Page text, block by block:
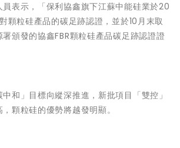
表示，「保利協鑫旗下江蘇中能硅業於20
顆粒硅產品的碳足跡認證，並於10月末取
頒發的協鑫FBR顆粒硅產品碳足跡認證證
和」目標向縱深推進，新批項目「雙控」
顆粒硅的優勢將越發明顯。